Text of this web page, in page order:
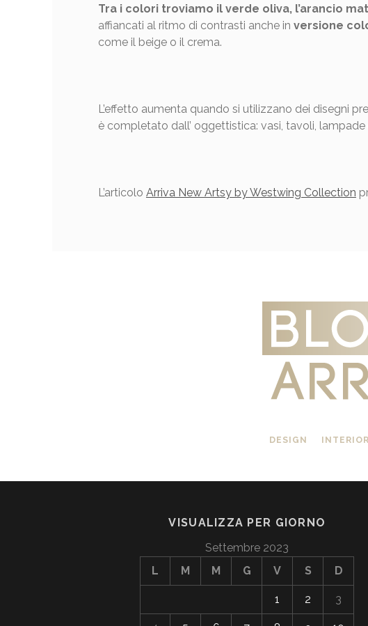
Tra i colori troviamo il verde oliva, l’arancio
affiancati al ritmo di contrasti anche in versione
come il beige o il crema.
L’effetto aumenta quando si utilizzano dei disegni
è completato dall’ oggettistica: vasi, tavoli,
L’articolo Arriva New Artsy by Westwing Collection
DESIGN
VISUALIZZA PER GIORNO
Settembre 2023
L
M M G V S D
1 2 3